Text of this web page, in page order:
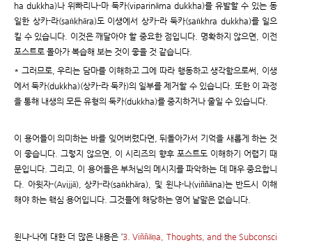
ha dukkha)나 위빠리나-마 둑카(viparināma dukkha)를 유발할 수 있는 동
일한 상카-라(saṅkhāra)도 이생에서 상카-라 둑카(saṅkhra dukkha)를 일으
킬 수 있습니다. 이것은 깨달아야 할 중요한 점입니다. 명확하지 않으면, 이전
포스트로 돌아가 복습해 보는 것이 좋을 것 같습니다.
* 그러므로, 우리는 담마를 이해하고 그에 따라 행동하고 생각함으로써, 이생
에서 둑카(dukkha)(상카-라 둑카)의 일부를 제거할 수 있습니다. 또한 이 과정
을 통해 내생의 모든 유형의 둑카(dukkha)를 중지하거나 줄일 수 있습니다.
이 용어들이 의미하는 바를 잊어버렸다면, 뒤돌아가서 기억을 새롭게 하는 것
이 좋습니다. 그렇지 않으면, 이 시리즈의 향후 포스트도 이해하기 어렵기 때
문입니다. 그리고, 이 용어들은 부처님의 메시지를 파악하는 데 매우 중요합니
다. 아윗자-(Avijjā), 상카-라(saṅkhāra), 및 윈냐-나(viññāna)는 반드시 이해
해야 하는 핵심 용어입니다. 그것들에 해당하는 영어 낱말은 없습니다.
윈냐-나에 대한 더 많은 내용은 ‘3. Viññāṇa, Thoughts, and the Subconsci